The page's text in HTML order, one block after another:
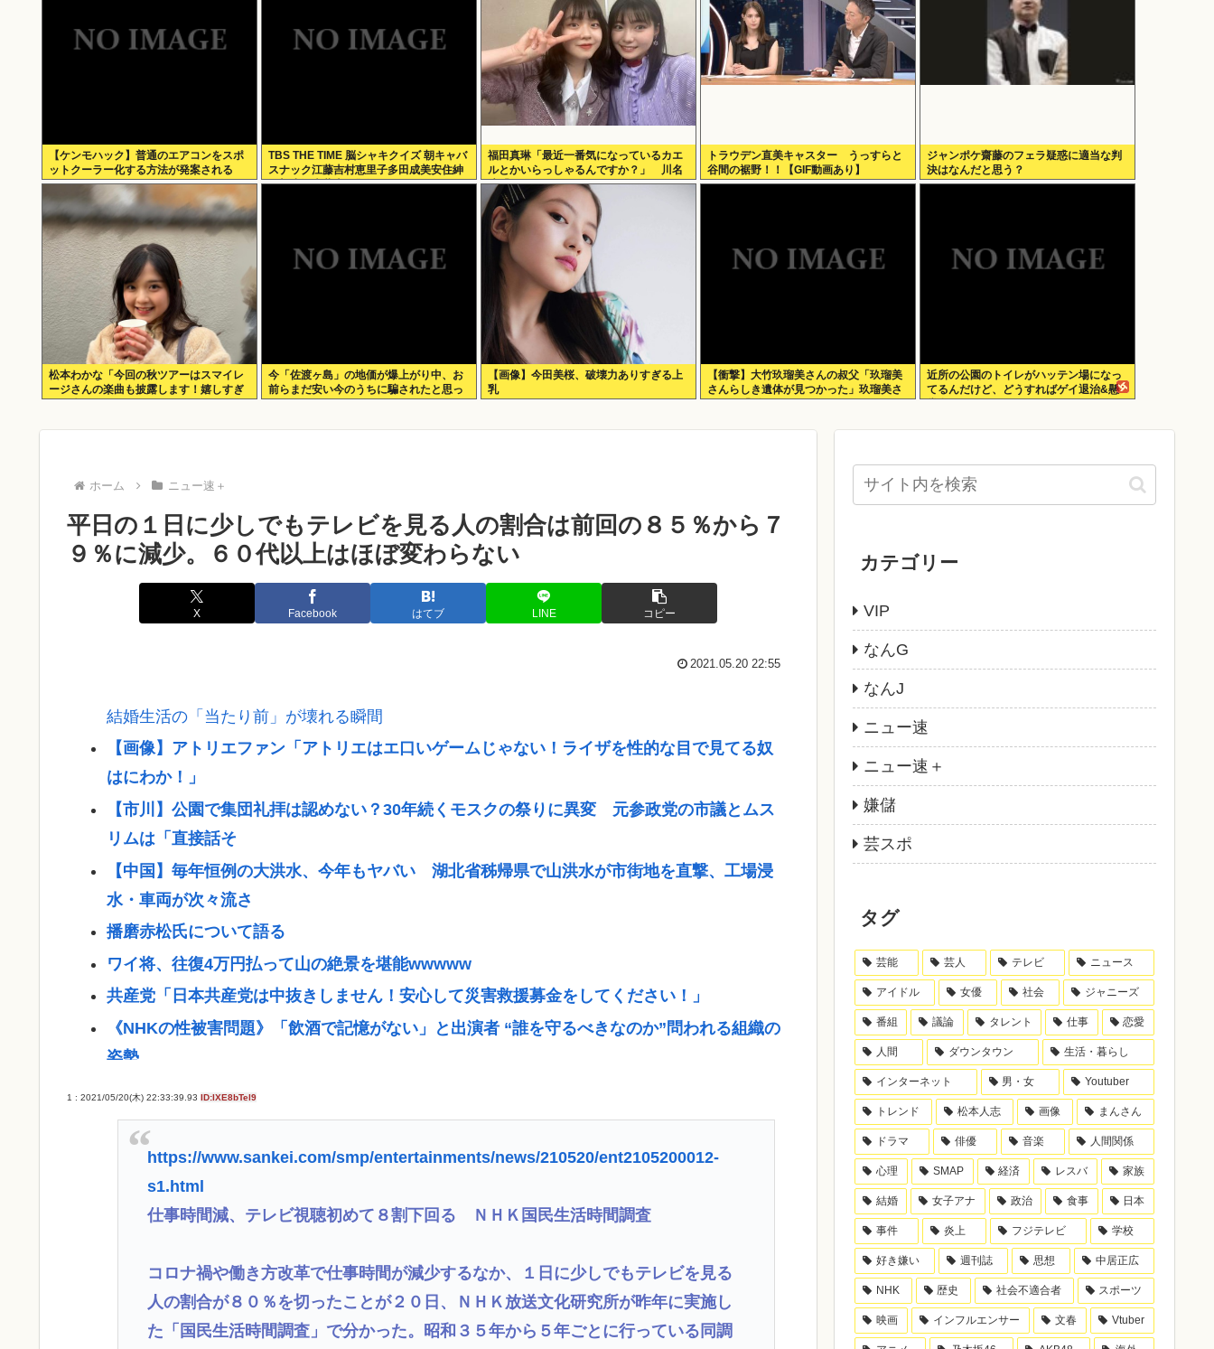
【ケンモハック】普通のエアコンをスポ
ットクーラー化する方法が発案される
TBS THE TIME 脳シャキクイズ 朝キャバ
スナック江藤吉村恵里子多田成美安住紳
一郎小沢光葵古田敬郷
福田真琳「最近一番気になっているカエ
ルとかいらっしゃるんですか？」 川名
凜「それがいるんですよ」
トラウデン直美キャスター うっすらと
谷間の裾野！！【GIF動画あり】
ジャンポケ齋藤のフェラ疑惑に適当な判
決はなんだと思う？
松本わかな「今回の秋ツアーはスマイレ
ージさんの楽曲も披露します！嬉しすぎ
る！楽しみすぎる！」
今「佐渡ヶ島」の地価が爆上がり中、お
前らまだ安い今のうちに騙されたと思っ
て買っとけ！
【画像】今田美桜、破壊力ありすぎる上
乳
【衝撃】大竹玖瑠美さんの叔父「玖瑠美
さんらしき遺体が見つかった」玖瑠美さ
んの母「ギャー ！！ 」
近所の公園のトイレがハッテン場になっ
てるんだけど、どうすればゲイ退治&懸
賞金ゲットできる？？？
ホーム ニュー速＋
平日の１日に少しでもテレビを見る人の割合は前回の８５％から７
９％に減少。６０代以上はほぼ変わらない
X Facebook はてブ LINE コピー
2021.05.20 22:55
結婚生活の「当たり前」が壊れる瞬間
【画像】アトリエファン「アトリエはエ口いゲームじゃない！ライザを性的な目で見てる奴
はにわか！」
【市川】公園で集団礼拝は認めない？30年続くモスクの祭りに異変 元参政党の市議とムス
リムは「直接話そ
【中国】毎年恒例の大洪水、今年もヤバい 湖北省秭帰県で山洪水が市街地を直撃、工場浸
水・車両が次々流さ
播磨赤松氏について語る
ワイ将、往復4万円払って山の絶景を堪能wwwww
共産党「日本共産党は中抜きしません！安心して災害救援募金をしてください！」
《NHKの性被害問題》「飲酒で記憶がない」と出演者 “誰を守るべきなのか”問われる組織の
姿勢
パチ●コ屋の倒産が止まらず。等価/高価交換を望む依存症が徐々に脱落。低換金率を望む客
は戻らず
中道改革連合・国民民主・立憲民主・共産が消費税減税にブチギレ発狂 減税に絶対反対と
力を合わせ始める
【画像】元ジャンポケ・斉藤慎二被告の妻・瀬戸サオリがインスタ更新！その内容がガチで
スペースX、株価大暴落
【悲報】沖縄民さん、台風と猛暑のダブルパンチで週末消滅する模様www
産経新聞、東北で新聞発行休止へ
1 : 2021/05/20(木) 22:33:39.93 ID:IXE8bTel9
https://www.sankei.com/smp/entertainments/news/210520/ent2105200012-
s1.html
仕事時間減、テレビ視聴初めて８割下回る ＮＨＫ国民生活時間調査
コロナ禍や働き方改革で仕事時間が減少するなか、１日に少しでもテレビを見る
人の割合が８０％を切ったことが２０日、ＮＨＫ放送文化研究所が昨年に実施し
た「国民生活時間調査」で分かった。昭和３５年から５年ごとに行っている同調
カテゴリー
VIP
なんG
なんJ
ニュー速
ニュー速＋
嫌儲
芸スポ
タグ
芸能 芸人 テレビ ニュース
アイドル 女優 社会 ジャニーズ
番組 議論 タレント 仕事 恋愛
人間 ダウンタウン 生活・暮らし
インターネット 男・女 Youtuber
トレンド 松本人志 画像 まんさん
ドラマ 俳優 音楽 人間関係
心理 SMAP 経済 レスバ 家族
結婚 女子アナ 政治 食事 日本
事件 炎上 フジテレビ 学校
好き嫌い 週刊誌 思想 中居正広
NHK 歴史 社会不適合者 スポーツ
映画 インフルエンサー 文春 Vtuber